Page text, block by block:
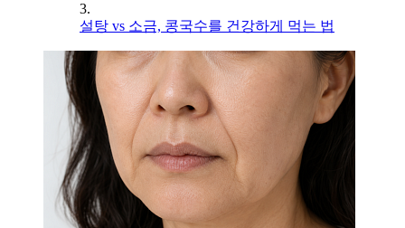
3.
설탕 vs 소금, 콩국수를 건강하게 먹는 법